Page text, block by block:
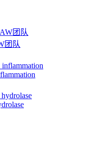
团队